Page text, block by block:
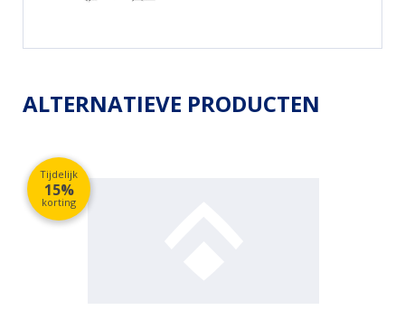
ALTERNATIEVE PRODUCTEN
Tijdelijk
15%
korting